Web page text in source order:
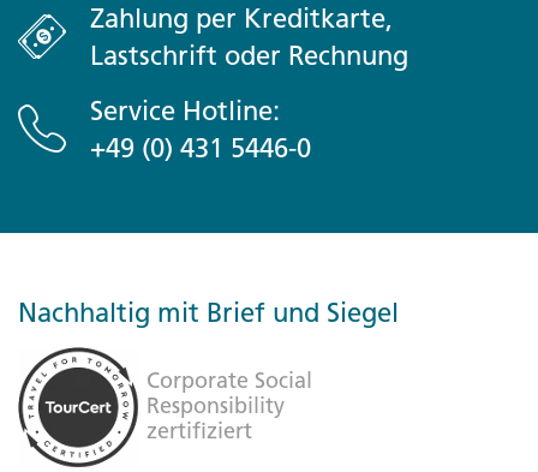
Zahlung per Kreditkarte,
Lastschrift oder Rechnung
Service Hotline:
+49 (0) 431 5446-0
Nachhaltig mit Brief und Siegel